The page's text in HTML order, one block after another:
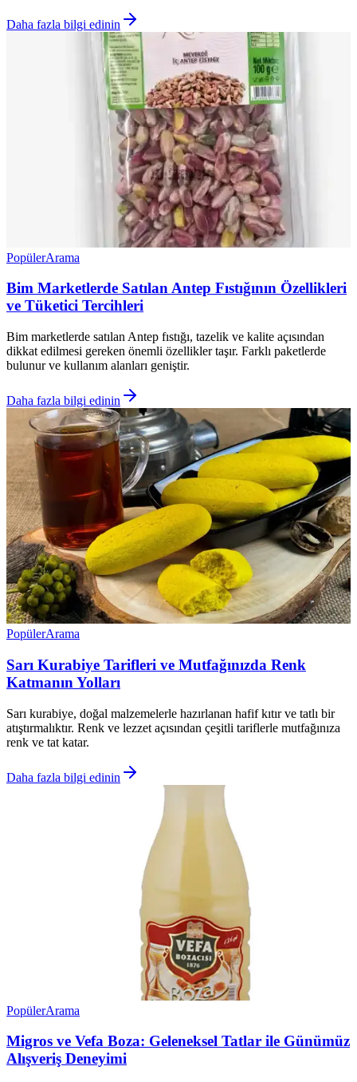
Daha fazla bilgi edinin
PopülerArama
Bim Marketlerde Satılan Antep Fıstığının Özellikleri
ve Tüketici Tercihleri
Bim marketlerde satılan Antep fıstığı, tazelik ve kalite açısından
dikkat edilmesi gereken önemli özellikler taşır. Farklı paketlerde
bulunur ve kullanım alanları geniştir.
Daha fazla bilgi edinin
PopülerArama
Sarı Kurabiye Tarifleri ve Mutfağınızda Renk
Katmanın Yolları
Sarı kurabiye, doğal malzemelerle hazırlanan hafif kıtır ve tatlı bir
atıştırmalıktır. Renk ve lezzet açısından çeşitli tariflerle mutfağınıza
renk ve tat katar.
Daha fazla bilgi edinin
PopülerArama
Migros ve Vefa Boza: Geleneksel Tatlar ile Günümüz
Alışveriş Deneyimi